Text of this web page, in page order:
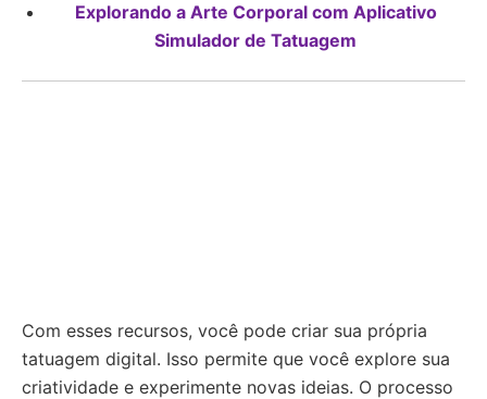
Explorando a Arte Corporal com Aplicativo
Simulador de Tatuagem
Com esses recursos, você pode criar sua própria
tatuagem digital. Isso permite que você explore sua
criatividade e experimente novas ideias. O processo